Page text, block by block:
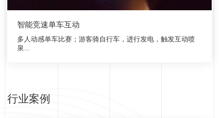
智能竞速单车互动
多人动感单车比赛；游客骑自行车，进行发电，触发互动喷
泉...
行业案例